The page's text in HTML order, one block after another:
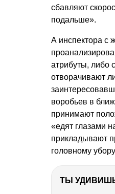
сбавляют
подальше».
А инспектора с
атрибуты, либо
отворачивают
воробьев в
принимают
«едят глазами
прикладывают
головному